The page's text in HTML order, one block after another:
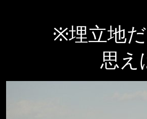
※埋立地
思え